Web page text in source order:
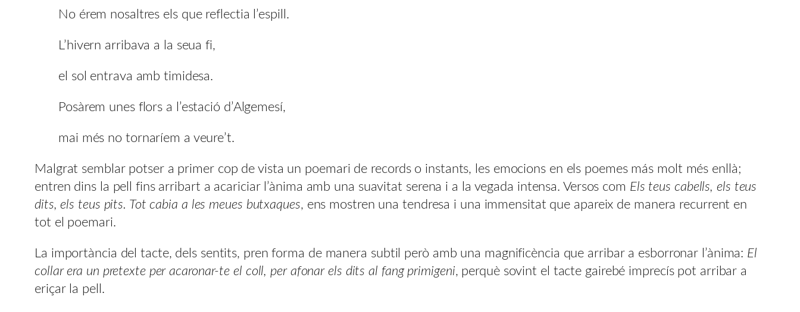
No érem nosaltres els que reflectia l’espill.
L’hivern arribava a la seua fi,
el sol entrava amb timidesa.
Posàrem unes flors a l’estació d’Algemesí,
mai més no tornaríem a veure’t.
Malgrat semblar potser a primer cop de vista un poemari de records o instants, les emocions en els poemes más molt més enllà;
entren dins la pell fins arribart a acariciar l’ànima amb una suavitat serena i a la vegada intensa. Versos com Els teus cabells, els teus
dits, els teus pits. Tot cabia a les meues butxaques, ens mostren una tendresa i una immensitat que apareix de manera recurrent en
tot el poemari.
La importància del tacte, dels sentits, pren forma de manera subtil però amb una magnificència que arribar a esborronar l’ànima: El
collar era un pretexte per acaronar-te el coll, per afonar els dits al fang primigeni, perquè sovint el tacte gairebé imprecís pot arribar a
eriçar la pell.